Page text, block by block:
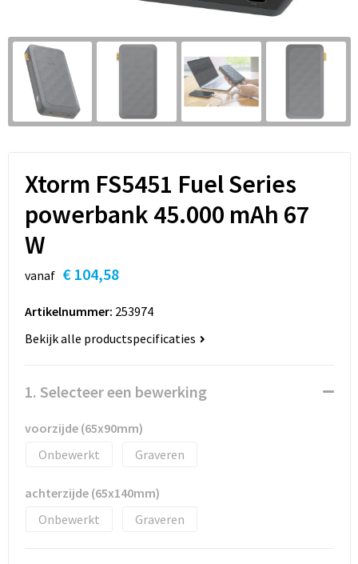
Sleutelhangers en Lanyards
Snoepgoed
Spellen voor binnen en buiten
Sport
Veiligheid, Auto en Fiets
Vrije tijd en Strand
Waterflesjes
Selfie sticks
Powerbanks
T-Shirts
Vesten
Xtorm FS5451 Fuel Series
powerbank 45.000 mAh 67
W
vanaf € 104,58
Artikelnummer: 253974
Bekijk alle productspecificaties
1. Selecteer een bewerking
voorzijde (65x90mm)
Onbewerkt
Graveren
achterzijde (65x140mm)
Onbewerkt
Graveren